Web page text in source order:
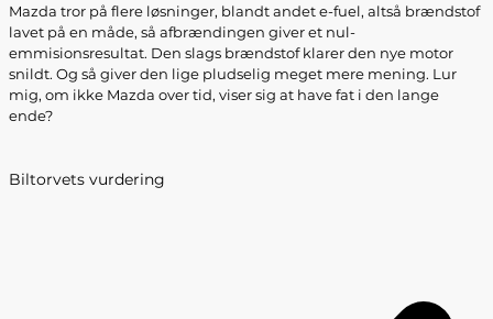
Mazda tror på flere løsninger, blandt andet e-fuel, altså brændstof
lavet på en måde, så afbrændingen giver et nul-
emmisionsresultat. Den slags brændstof klarer den nye motor
snildt. Og så giver den lige pludselig meget mere mening. Lur
mig, om ikke Mazda over tid, viser sig at have fat i den lange
ende?
Biltorvets vurdering